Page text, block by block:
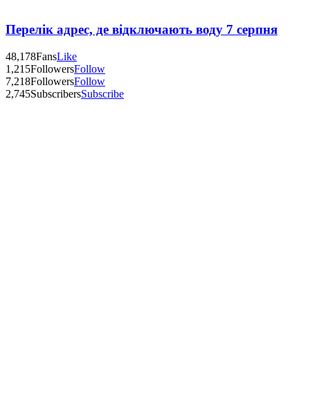
Перелік адрес, де відключають воду 7 серпня
48,178FansLike
1,215FollowersFollow
7,218FollowersFollow
2,745SubscribersSubscribe